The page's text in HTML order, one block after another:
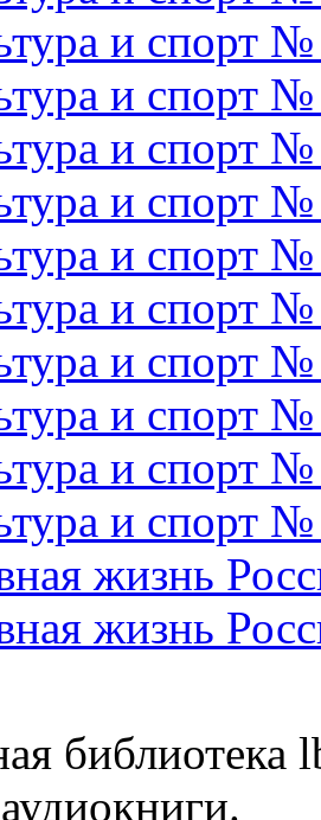
и спорт
и спорт
и спорт
и спорт
и спорт
и спорт
и спорт
и спорт
и спорт
и спорт
жизнь
жизнь
библиотека